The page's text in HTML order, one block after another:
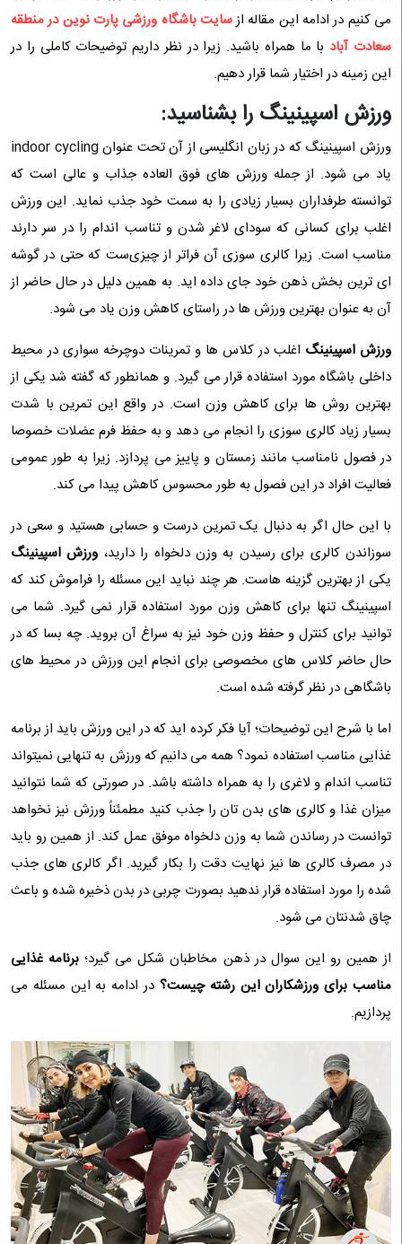
می کنیم در ادامه این مقاله ازسایت باشگاه ورزشی پارت نوین در منطقه
سعادت آباد با ما همراه باشید. زیرا در نظر داریم توضیحات کاملی را در
این زمینه در اختیار شما قرار دهیم.
ورزش اسپینینگ را بشناسید:
ورزش اسپینینگ که در زبان انگلیسی از آن تحت عنوان indoor cycling
یاد می شود. از جمله ورزش های فوق العاده جذاب و عالی است که
توانسته طرفداران بسیار زیادی را به سمت خود جذب نماید. این ورزش
اغلب برای کسانی که سودای لاغر شدن و تناسب اندام را در سر دارند
مناسب است. زیرا کالری سوزی آن فراتر از چیزی‌ست که حتی در گوشه
ای ترین بخش ذهن خود جای داده اید. به همین دلیل در حال حاضر از
آن به عنوان بهترین ورزش ها در راستای کاهش وزن یاد می شود.
ورزش اسپینینگ اغلب در کلاس ها و تمرینات دوچرخه سواری در محیط
داخلی باشگاه مورد استفاده قرار می گیرد. و همانطور که گفته شد یکی از
بهترین روش ها برای کاهش وزن است. در واقع این تمرین با شدت
بسیار زیاد کالری سوزی را انجام می دهد و به حفظ فرم عضلات خصوصا
در فصول نامناسب مانند زمستان و پاییز می پردازد. زیرا به طور عمومی
فعالیت افراد در این فصول به طور محسوس کاهش پیدا می کند.
با این حال اگر به دنبال یک تمرین درست و حسابی هستید و سعی در
سوزاندن کالری برای رسیدن به وزن دلخواه را دارید، ورزش اسپینینگ
یکی از بهترین گزینه هاست. هر چند نباید این مسئله را فراموش کند که
اسپینینگ تنها برای کاهش وزن مورد استفاده قرار نمی گیرد. شما می
توانید برای کنترل و حفظ وزن خود نیز به سراغ آن بروید. چه بسا که در
حال حاضر کلاس های مخصوصی برای انجام این ورزش در محیط های
باشگاهی در نظر گرفته شده است.
اما با شرح این توضیحات؛ آیا فکر کرده اید که در این ورزش باید از برنامه
غذایی مناسب استفاده نمود؟ همه می دانیم که ورزش به تنهایی نمیتواند
تناسب اندام و لاغری را به همراه داشته باشد. در صورتی که شما نتوانید
میزان غذا و کالری های بدن تان را جذب کنید مطمئناً ورزش نیز نخواهد
توانست در رساندن شما به وزن دلخواه موفق عمل کند. از همین رو باید
در مصرف کالری ها نیز نهایت دقت را بکار گیرید. اگر کالری های جذب
شده را مورد استفاده قرار ندهید بصورت چربی در بدن ذخیره شده و باعث
چاق شدنتان می شود.
از همین رو این سوال در ذهن مخاطبان شکل می گیرد؛ برنامه غذایی
مناسب برای ورزشکاران این رشته چیست؟ در ادامه به این مسئله می
پردازیم.